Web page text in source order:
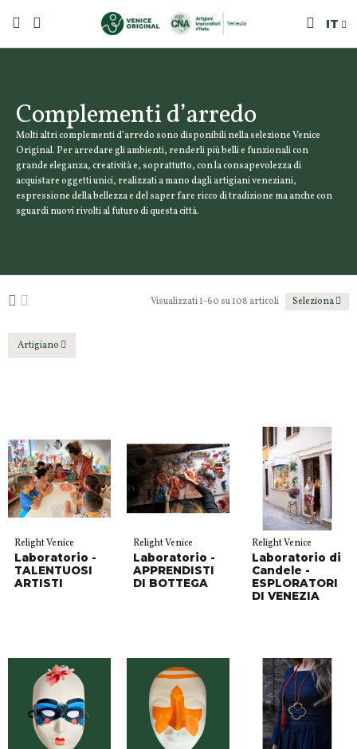
IT
Complementi d’arredo
Molti altri complementi d’arredo sono disponibili nella selezione Venice
Original. Per arredare gli ambienti, renderli più belli e funzionali con
grande eleganza, creatività e, soprattutto, con la consapevolezza di
acquistare oggetti unici, realizzati a mano dagli artigiani veneziani,
espressione della bellezza e del saper fare ricco di tradizione ma anche con
sguardi nuovi rivolti al futuro di questa città.
Visualizzati 1-60 su 108 articoli Seleziona
Artigiano
Relight Venice
Laboratorio -
TALENTUOSI
ARTISTI
Relight Venice
Laboratorio -
APPRENDISTI
DI BOTTEGA
Relight Venice
Laboratorio di
Candele -
ESPLORATORI
DI VENEZIA